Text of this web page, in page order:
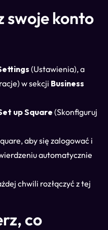
swoje konto
(Ustawienia), a
w sekcji Business
up Square (Skonfiguruj
aby się zalogować i
automatycznie
chwili rozłączyć z tej
co